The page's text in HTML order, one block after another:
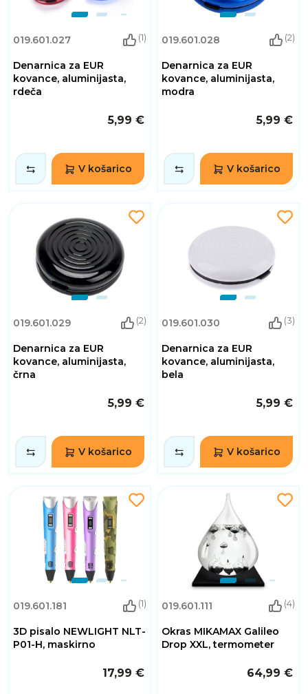
019.601.027 (1)
Denarnica za EUR
kovance, aluminijasta,
rdeča
5,99 €
V košarico
019.601.028 (2)
Denarnica za EUR
kovance, aluminijasta,
modra
5,99 €
V košarico
019.601.029 (2)
Denarnica za EUR
kovance, aluminijasta,
črna
5,99 €
V košarico
019.601.030 (3)
Denarnica za EUR
kovance, aluminijasta,
bela
5,99 €
V košarico
019.601.181 (1)
3D pisalo NEWLIGHT NLT-
P01-H, maskirno
17,99 €
019.601.111 (4)
Okras MIKAMAX Galileo
Drop XXL, termometer
64,99 €